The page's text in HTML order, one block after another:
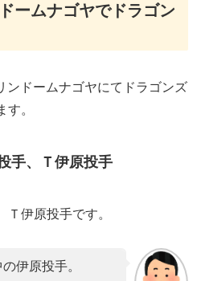
ームナゴヤでドラゴン
ンドームナゴヤにてドラゴンズ
。
手、Ｔ伊原投手
伊原投手です。
伊原投手。